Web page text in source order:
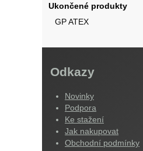
Ukončené produkty
GP ATEX
Odkazy
Novinky
Podpora
Ke stažení
Jak nakupovat
Obchodní podmínky